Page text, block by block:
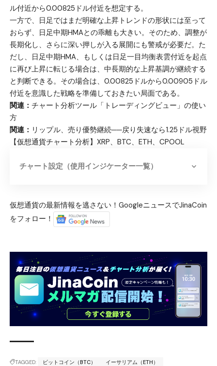
ル付近から0.00825ドル付近を想定する。
一方で、日足ではまだ明確な上昇トレンドの形状には至って
おらず、日足中期HMAとの乖離も大きい。そのため、調整が
長期化し、さらに深い押しが入る展開にも警戒が必要だ。た
だし、日足中期HMA、もしくは日足一目均衡表雲付近を起点
に再び上昇に転じる場合は、中長期的な上昇基調が継続する
と判断できる。その場合は、0.00825ドルから0.00905ドル
付近を意識した戦略を準備しておきたい局面である。
関連： チャート分析ツール「トレーディングビュー」の使い
方
関連： リップル、売り優勢継続──戻り失速なら1.25ドル視野
【仮想通貨チャート分析】XRP、BTC、ETH、CPOOL
チャート設定（使用インジケーター一覧）
仮想通貨の最新情報を逃さない！GoogleニュースでJinaCoin
をフォロー！
TAGGED: ビットコイン（BTC）
イーサリアム（ETH）